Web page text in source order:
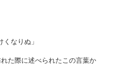
くなりぬ」
た際に述べられたこの言葉か